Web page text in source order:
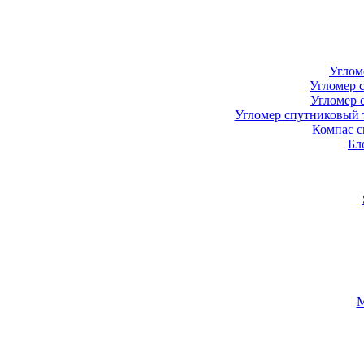
Угломер
Угломер
Угломер спутниковый
Компас